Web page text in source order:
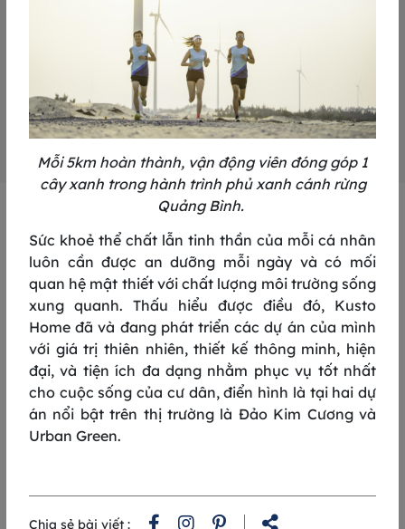
GREENUP RUN 2025
MÔ TẢ ĐƯỜNG CHẠY
5KM
Mỗi 5km hoàn thành, vận động viên đóng góp 1
cây xanh trong hành trình phủ xanh cánh rừng
Quảng Bình.
Sức khoẻ thể chất lẫn tinh thần của mỗi cá nhân
luôn cần được an dưỡng mỗi ngày và có mối
quan hệ mật thiết với chất lượng môi trường sống
xung quanh. Thấu hiểu được điều đó, Kusto
Home đã và đang phát triển các dự án của mình
với giá trị thiên nhiên, thiết kế thông minh, hiện
đại, và tiện ích đa dạng nhằm phục vụ tốt nhất
cho cuộc sống của cư dân, điển hình là tại hai dự
án nổi bật trên thị trường là Đảo Kim Cương và
Urban Green.
Chia sẻ bài viết :